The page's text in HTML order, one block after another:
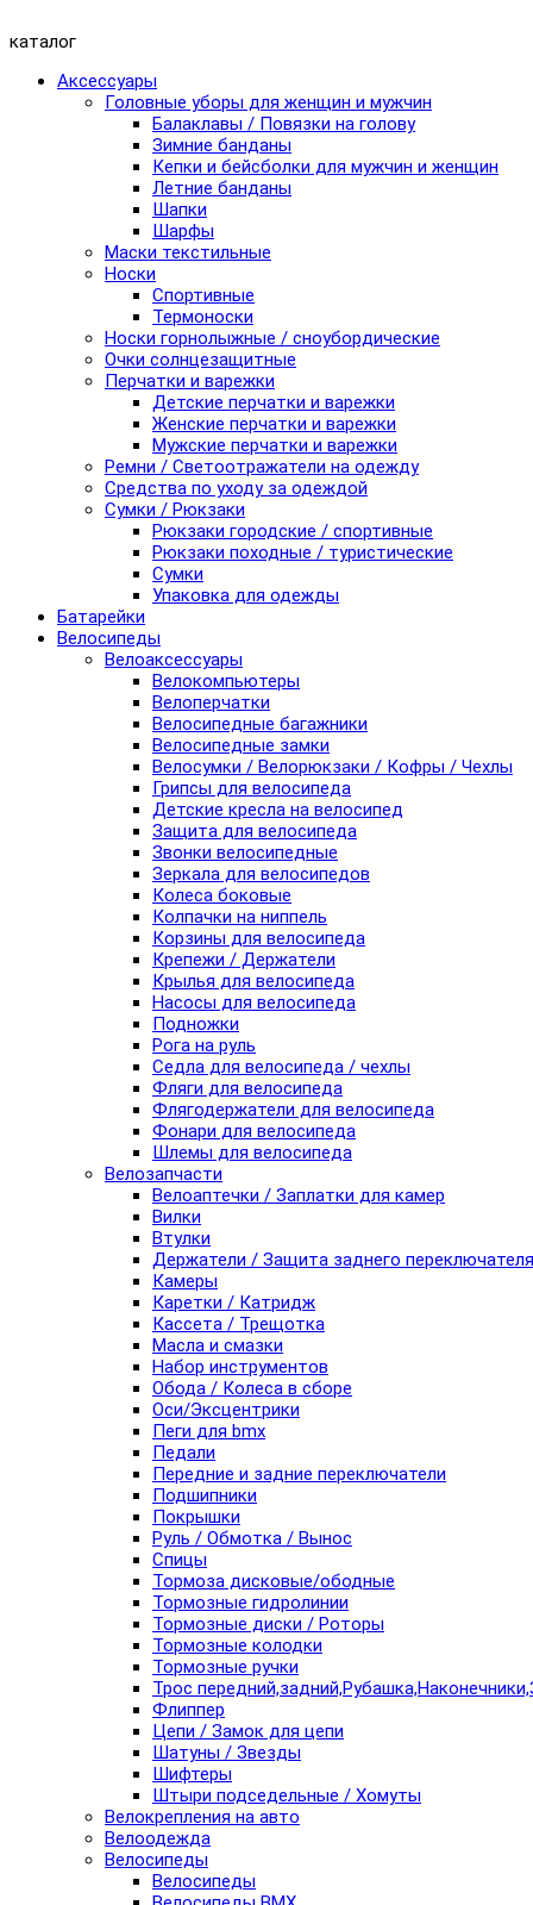
каталог
Аксессуары
Головные уборы для женщин и мужчин
Балаклавы / Повязки на голову
Зимние банданы
Кепки и бейсболки для мужчин и женщин
Летние банданы
Шапки
Шарфы
Маски текстильные
Носки
Спортивные
Термоноски
Носки горнолыжные / сноубордические
Очки солнцезащитные
Перчатки и варежки
Детские перчатки и варежки
Женские перчатки и варежки
Мужские перчатки и варежки
Ремни / Светоотражатели на одежду
Средства по уходу за одеждой
Сумки / Рюкзаки
Рюкзаки городские / спортивные
Рюкзаки походные / туристические
Сумки
Упаковка для одежды
Батарейки
Велосипеды
Велоаксессуары
Велокомпьютеры
Велоперчатки
Велосипедные багажники
Велосипедные замки
Велосумки / Велорюкзаки / Кофры / Чехлы
Грипсы для велосипеда
Детские кресла на велосипед
Защита для велосипеда
Звонки велосипедные
Зеркала для велосипедов
Колеса боковые
Колпачки на ниппель
Корзины для велосипеда
Крепежи / Держатели
Крылья для велосипеда
Насосы для велосипеда
Подножки
Рога на руль
Седла для велосипеда / чехлы
Фляги для велосипеда
Флягодержатели для велосипеда
Фонари для велосипеда
Шлемы для велосипеда
Велозапчасти
Велоаптечки / Заплатки для камер
Вилки
Втулки
Держатели / Защита заднего переключателя
Камеры
Каретки / Катридж
Кассета / Трещотка
Масла и смазки
Набор инструментов
Обода / Колеса в сборе
Оси/Эксцентрики
Пеги для bmx
Педали
Передние и задние переключатели
Подшипники
Покрышки
Руль / Обмотка / Вынос
Спицы
Тормоза дисковые/ободные
Тормозные гидролинии
Тормозные диски / Роторы
Тормозные колодки
Тормозные ручки
Трос
Флиппер
Цепи / Замок для цепи
Шатуны / Звезды
Шифтеры
Штыри подседельные / Хомуты
Велокрепления на авто
Велоодежда
Велосипеды
Велосипеды